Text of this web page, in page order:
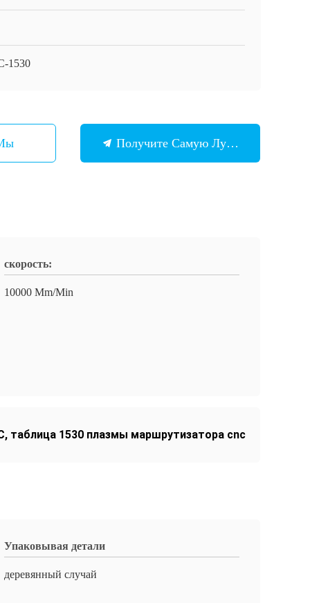
1530
Получите Самую Лучшую Цену
скорость:
10000 Mm/Min
, таблица 1530 плазмы маршрутизатора cnc
Упаковывая детали
деревянный случай